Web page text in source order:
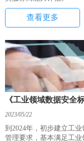
查看更多
《工业领域数据安全
2023/05/22
到2024年，初步建立工
管理要求，基本满足工业